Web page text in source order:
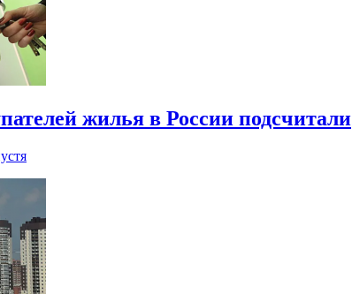
жилья в России подсчитали